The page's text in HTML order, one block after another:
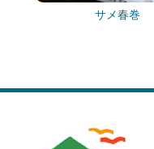
サメ春巻